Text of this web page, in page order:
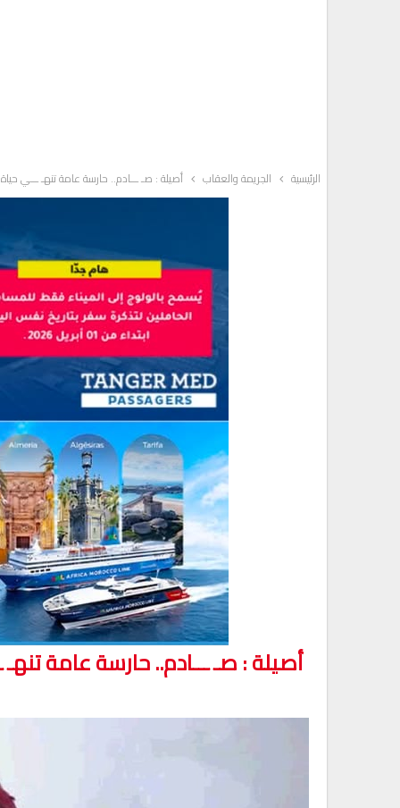
الرئيسية الجريمة والعقاب أصيلة : صـ ـــادم.. حارسة عامة تنهـ ـــي حياة ابنتها ذات 4 سنوات